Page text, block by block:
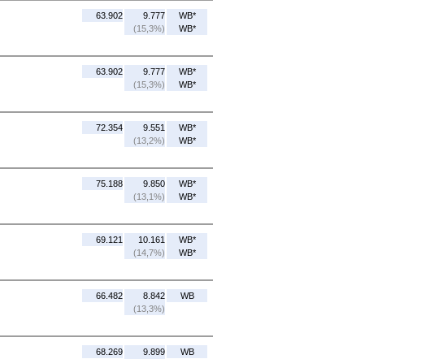
63.902
9.777
(15,3%)
WB*
WB*
63.902
9.777
(15,3%)
WB*
WB*
72.354
9.551
(13,2%)
WB*
WB*
75.188
9.850
(13,1%)
WB*
WB*
69.121
10.161
(14,7%)
WB*
WB*
66.482
8.842
(13,3%)
WB
68.269
9.899
WB